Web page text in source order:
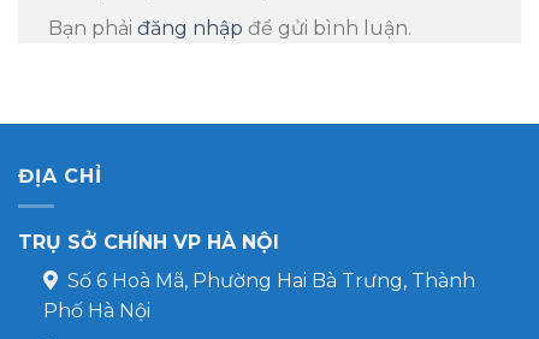
Bạn phải đăng nhập để gửi bình luận.
ĐỊA CHỈ
TRỤ SỞ CHÍNH VP HÀ NỘI
Số 6 Hoà Mã, Phường Hai Bà Trưng, Thành
Phố Hà Nội